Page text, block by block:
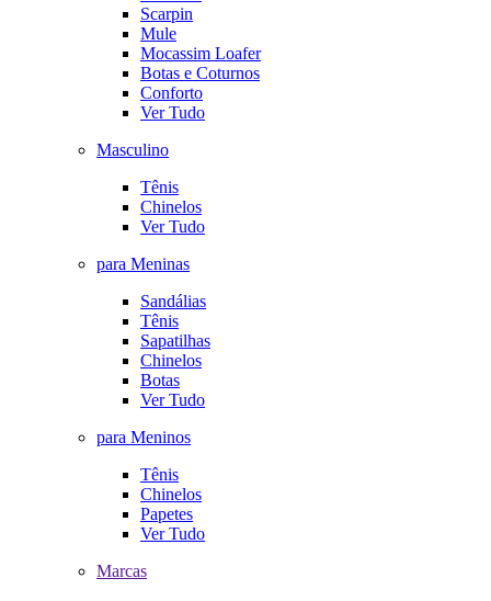
Scarpin
Mule
Mocassim Loafer
Botas e Coturnos
Conforto
Ver Tudo
Masculino
Tênis
Chinelos
Ver Tudo
para Meninas
Sandálias
Tênis
Sapatilhas
Chinelos
Botas
Ver Tudo
para Meninos
Tênis
Chinelos
Papetes
Ver Tudo
Marcas